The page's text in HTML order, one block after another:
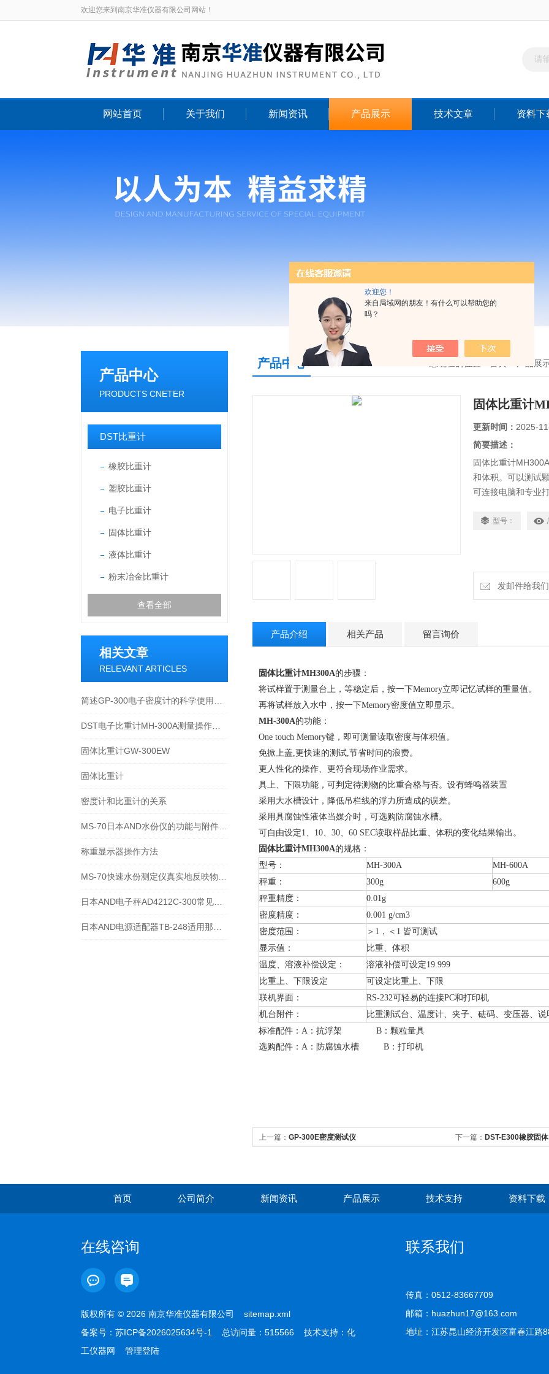
欢迎您！
来自局域网的朋友！有什么可以帮助您的
吗？
欢迎您来到南京华准仪器有限公司网站！
网站首页 关于我们 新闻资讯 产品展示 技术文章 资料下
产品中心
PRODUCTS CNETER
DST比重计
橡胶比重计
塑胶比重计
电子比重计
固体比重计
液体比重计
粉末冶金比重计
查看全部
相关文章
RELEVANT ARTICLES
固体比重计GW-300EW
固体比重计
密度计和比重计的关系
称重显示器操作方法
产品中心 产品展
固体比重计
更新时间： 2025-
简要描述：
固体比重计
和体积。可以测试
可连接电脑和专业
型号：
发邮件给我
产品介绍 相关产品 留言询价
固体比重计MH300A的步骤：
将试样置于测量台上，等稳定后，按一下Memory立即记忆试样的重量值。
再将试样放入水中， 按一下Memory密度值立即显示。
MH-300A的功能：
One touch Memory键，即可测量读取密度与体积值。
免掀上盖,更快速的测试,节省时间的浪费。
更人性化的操作、更符合现场作业需求。
具上、下限功能，可判定待测物的比重合格与否。设有蜂鸣器装置
采用大水槽设计，降低吊栏线的浮力所造成的误差。
采用具腐蚀性液体当媒介时，可选购防腐蚀水槽。
可自由设定1、 10、 30、 60 SEC读取样品比重、体积的变化结果输出。
固体比重计MH300A的规格：
型号：
MH-300A
MH-600A
秤重：
300g
600g
秤重精度：
0.01g
密度精度：
0.001 g/cm3
密度范围：
＞ 1 ，＜ 1 皆可测试
显示值：
比重、体积
温度、溶液补偿设定：
溶液补偿可设定19.999
比重上、下限设定
可设定比重上、下限
联机界面：
RS-232可轻易的连接PC和打印机
机台附件：
比重测试台、温度计、夹子、砝码、变压器、说
标准配件： A ：抗浮架 B ：颗粒量具
选购配件： A ：防腐蚀水槽 B ：打印机
上一篇： GP-300E密度测试仪 下一篇： DST-E300橡胶固
首页 公司简介 新闻资讯 产品展示 技术支持 资料下载
在线咨询
版权所有 © 2026 南京华准仪器有限公司 sitemap.xml
备案号： 苏ICP备2026025634号-1 总访问量：515566 技术支持： 化
工仪器网
管理登陆
联系我们
传真：0512-83667709
邮箱：huazhun17@163.com
地址：江苏昆山经济开发区富春江路